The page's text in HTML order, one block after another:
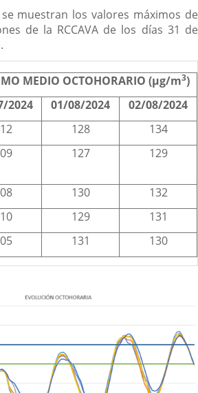
muestran los valores máximos de
de la RCCAVA de los días 31 de
MEDIO OCTOHORARIO (µg/m3)
2024
01/08/2024
02/08/2024
128
134
127 129
130
132
129
131
131 130